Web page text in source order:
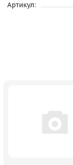
Артикул: